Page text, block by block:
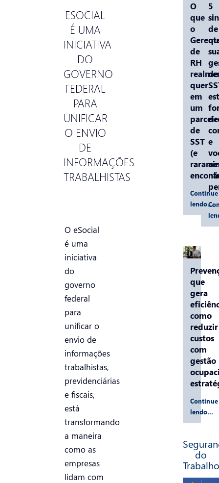
ESOCIAL
É UMA
INICIATIVA
DO
GOVERNO
FEDERAL
PARA
UNIFICAR
O ENVIO
DE
INFORMAÇÕES
TRABALHISTAS
O eSocial
é uma
iniciativa
do
governo
federal
para
unificar o
envio de
informações
trabalhistas,
previdenciárias
e fiscais,
está
transformando
a maneira
como as
empresas
lidam com
O
que
o
de
RH
quer
em
um
de
SST
(e
Continue
lendo…
5
de
de
de
e
que
gera
como
reduzir
custos
com
gestão
Continue
lendo…
do
Trabalho